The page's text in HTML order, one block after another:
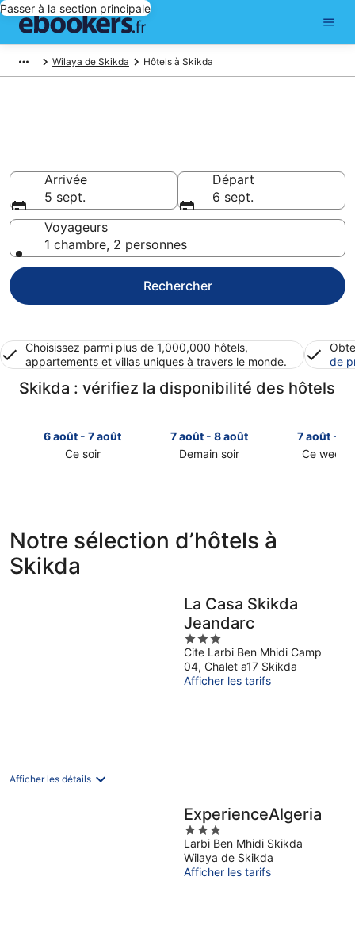
Passer à la section principale
Wilaya de Skikda Hôtels à Skikda
Arrivée
5 sept.
Départ
6 sept.
Voyageurs
1 chambre, 2 personnes
Rechercher
Choisissez parmi plus de 1,000,000 hôtels,
appartements et villas uniques à travers le monde.
de
Skikda : vérifiez la disponibilité des hôtels
6 août - 7 août
Ce soir
Skikda
pour
cette
nuit,
7 août - 8 août
Demain soir
Skikda
pour
août
août
7 août - 9
Ce week-
7
9
août
Notre sélection d’hôtels à
Skikda
La Casa Skikda
Jeandarc
3
out
of
5
Cite Larbi Ben Mhidi Camp
04, Chalet a17 Skikda
Afficher les tarifs
Afficher les détails
ExperienceAlgeria
3
out
of
5
Larbi Ben Mhidi Skikda
Wilaya de Skikda
Afficher les tarifs